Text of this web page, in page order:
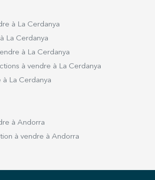
à La Cerdanya
La Cerdanya
à La Cerdanya
à vendre à La Cerdanya
à La Cerdanya
à Andorra
à vendre à Andorra